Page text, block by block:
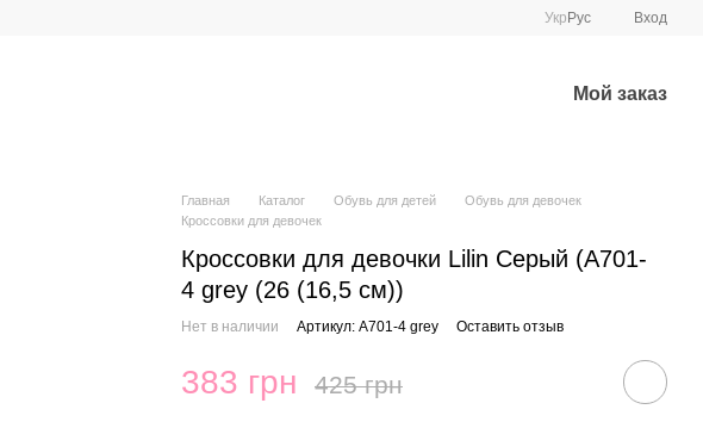
Укр Рус Вход
Мой заказ
Главная Каталог Обувь для детей
Обувь для девочек
Кроссовки для девочек
Кроссовки для девочки Lilin Серый (A701-
4 grey (26 (16,5 см))
Нет в наличии Артикул: A701-4 grey Оставить отзыв
383 грн 425 грн